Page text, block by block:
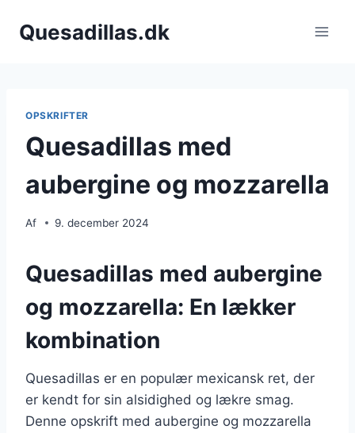
Quesadillas.dk
OPSKRIFTER
Quesadillas med
aubergine og mozzarella
Af 9. december 2024
Quesadillas med aubergine
og mozzarella: En lækker
kombination
Quesadillas er en populær mexicansk ret, der
er kendt for sin alsidighed og lækre smag.
Denne opskrift med aubergine og mozzarella